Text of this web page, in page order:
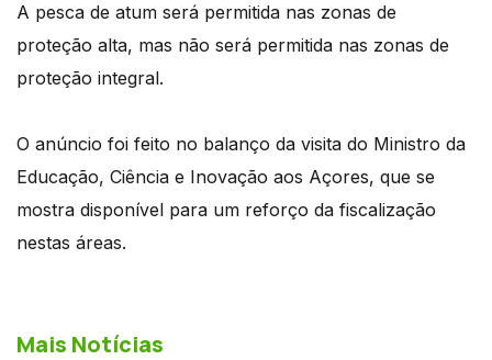
A pesca de atum será permitida nas zonas de
proteção alta, mas não será permitida nas zonas de
proteção integral.
O anúncio foi feito no balanço da visita do Ministro da
Educação, Ciência e Inovação aos Açores, que se
mostra disponível para um reforço da fiscalização
nestas áreas.
Mais Notícias